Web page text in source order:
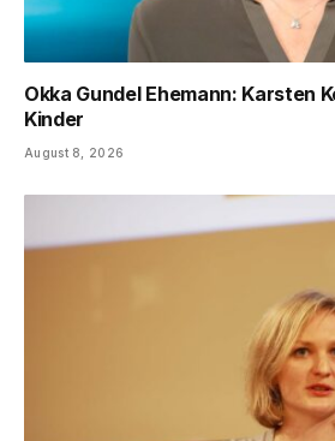
Okka Gundel Ehemann: Karsten
Kinder
August 8, 2026